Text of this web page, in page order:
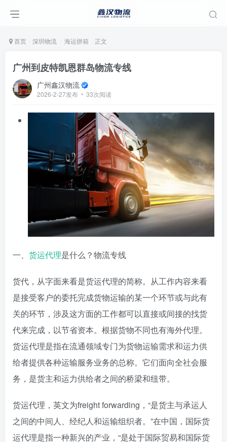
首页 深圳物流 海运拼箱 正文
广州到皮特凯恩群岛物流专线
广州鑫汉物流
2026-2-27发布 33次阅读
一、 货运代理是什么？物流专线
货代，从字面来看是货运代理的简称。从工作内容来看
是接受客户的委托完成货物运输的某一个环节或与此有
关的环节，涉及这方面的工作都可以直接或间接的找货
代来完成，以节省资本。根据货物不同也有海外代理。
货运代理是指在流通领域专门为货物运输需求和运力供
给者提供各种运输服务业务的总称。它们面向全社会服
务，是货主和运力供给者之间的桥梁和纽带。
货运代理，英文为freight forwarding，“是货主与承运人
之间的中间人、经纪人和运输组织者。”在中国，国际货
运代理是指一种新兴的产业，“是处于国际贸易和国际货